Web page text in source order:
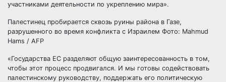
участниками деятельности по укреплению мира».
Палестинец пробирается сквозь руины района в Газе,
разрушенного во время конфликта с Израилем Фото: Mahmud
Hams / AFP
«Государства ЕС разделяют общую заинтересованность в том,
чтобы этот процесс продвигался. И мы готовы содействовать
палестинскому руководству, поддержать его политическую